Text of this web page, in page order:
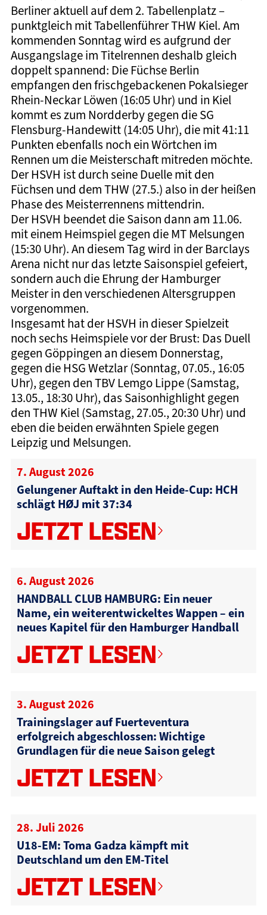
Berliner aktuell auf dem 2. Tabellenplatz –
punktgleich mit Tabellenführer THW Kiel. Am
kommenden Sonntag wird es aufgrund der
Ausgangslage im Titelrennen deshalb gleich
doppelt spannend: Die Füchse Berlin
empfangen den frischgebackenen Pokalsieger
Rhein-Neckar Löwen (16:05 Uhr) und in Kiel
kommt es zum Nordderby gegen die SG
Flensburg-Handewitt (14:05 Uhr), die mit 41:11
Punkten ebenfalls noch ein Wörtchen im
Rennen um die Meisterschaft mitreden möchte.
Der HSVH ist durch seine Duelle mit den
Füchsen und dem THW (27.5.) also in der heißen
Phase des Meisterrennens mittendrin.
Der HSVH beendet die Saison dann am 11.06.
mit einem Heimspiel gegen die MT Melsungen
(15:30 Uhr). An diesem Tag wird in der Barclays
Arena nicht nur das letzte Saisonspiel gefeiert,
sondern auch die Ehrung der Hamburger
Meister in den verschiedenen Altersgruppen
vorgenommen.
Insgesamt hat der HSVH in dieser Spielzeit
noch sechs Heimspiele vor der Brust: Das Duell
gegen Göppingen an diesem Donnerstag,
gegen die HSG Wetzlar (Sonntag, 07.05., 16:05
Uhr), gegen den TBV Lemgo Lippe (Samstag,
13.05., 18:30 Uhr), das Saisonhighlight gegen
den THW Kiel (Samstag, 27.05., 20:30 Uhr) und
eben die beiden erwähnten Spiele gegen
Leipzig und Melsungen.
7. August 2026
Gelungener Auftakt in den Heide-Cup: HCH
schlägt HØJ mit 37:34
JETZT LESEN
6. August 2026
HANDBALL CLUB HAMBURG: Ein neuer
Name, ein weiterentwickeltes Wappen – ein
neues Kapitel für den Hamburger Handball
JETZT LESEN
3. August 2026
Trainingslager auf Fuerteventura
erfolgreich abgeschlossen: Wichtige
Grundlagen für die neue Saison gelegt
JETZT LESEN
28. Juli 2026
U18-EM: Toma Gadza kämpft mit
Deutschland um den EM-Titel
JETZT LESEN